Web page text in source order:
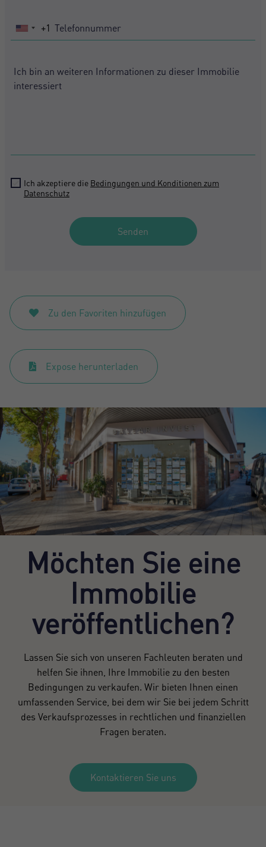
United
+1
Ich akzeptiere die Bedingungen und Konditionen zum
Datenschutz
Senden
Zu den Favoriten hinzufügen
Expose herunterladen
Möchten Sie eine
Immobilie
veröffentlichen?
Lassen Sie sich von unseren Fachleuten beraten und
helfen Sie ihnen, Ihre Immobilie zu den besten
Bedingungen zu verkaufen. Wir bieten Ihnen einen
umfassenden Service, bei dem wir Sie bei jedem Schritt
des Verkaufsprozesses in rechtlichen und finanziellen
Fragen beraten.
Kontaktieren Sie uns